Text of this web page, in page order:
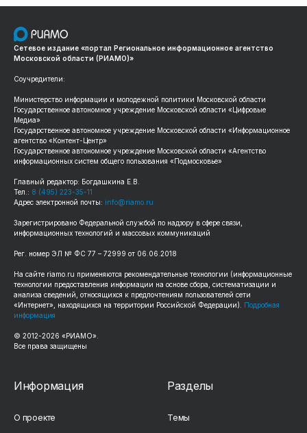
Сетевое издание «портал Региональное информационное агентство
Московской области (РИАМО)»
Соучредители:
Министерство информации и молодежной политики Московской области
Государственное автономное учреждение Московской области «Цифровые
Медиа»
Государственное автономное учреждение Московской области «Информационное
агентство «Контент-Центр»
Государственное автономное учреждение Московской области «Агентство
информационных систем общего пользования «Подмосковье»
Главный редактор: Богдашкина Е.В.
Тел.: 8 (495) 223-35-11
Адрес электронной почты: info@riamo.ru
Зарегистрировано Федеральной службой по надзору в сфере связи,
информационных технологий и массовых коммуникаций
Рег. номер ЭЛ № ФС 77 – 72999 от 06.06.2018
На сайте riamo.ru применяются рекомендательные технологии (информационные
технологии предоставления информации на основе сбора, систематизации и
анализа сведений, относящихся к предпочтениям пользователей сети
«Интернет», находящихся на территории Российской Федерации). Подробная
информация
© 2012-2026 «РИАМО».
Все права защищены
Информация
О проекте
Разделы
Темы